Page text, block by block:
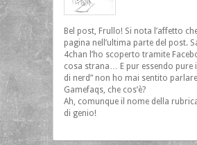
Bel post, Frullo! Si nota l’affetto
pagina nell’ultima parte del post.
4chan l’ho scoperto tramite
cosa strana… E pur essendo pure
di nerd” non ho mai sentito
Gamefaqs, che cos’è?
Ah, comunque il nome della
di genio!